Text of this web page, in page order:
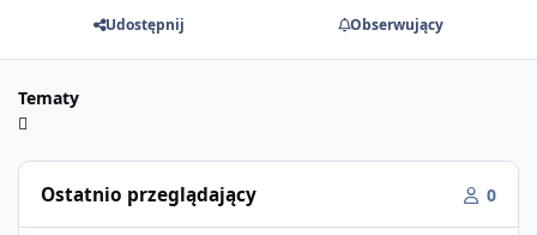
Udostępnij Obserwujący
Tematy
Ostatnio przeglądający 0